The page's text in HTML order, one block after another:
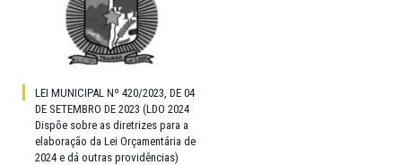
LEI MUNICIPAL Nº 420/2023, DE 04
DE SETEMBRO DE 2023 (LDO 2024
Dispõe sobre as diretrizes para a
elaboração da Lei Orçamentária de
2024 e dá outras providências)